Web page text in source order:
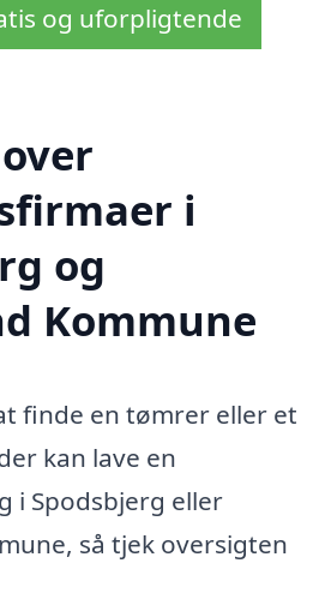
og uforpligtende
i
og
Kommune
finde en tømrer eller et
kan lave en
i Spodsbjerg eller
så tjek oversigten